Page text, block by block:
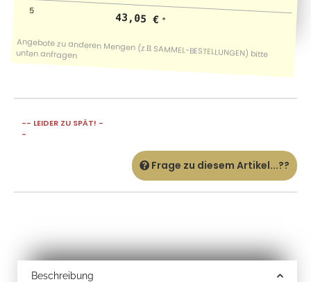
5
43,05 € *
-- LEIDER ZU SPÄT! -
-
Frage zu diesem Artikel...??
Beschreibung